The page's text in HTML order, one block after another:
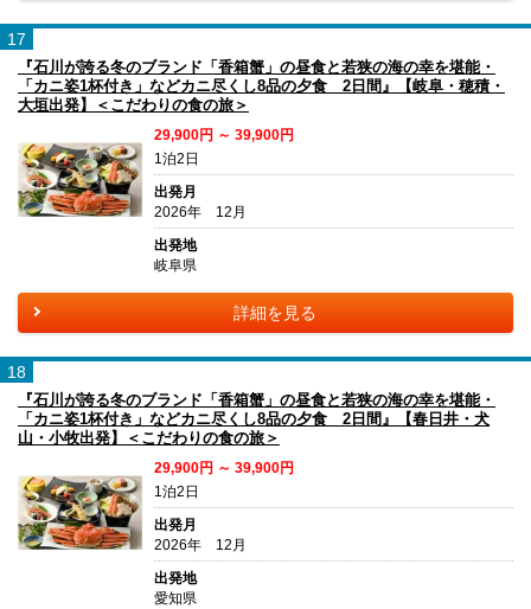
17
『石川が誇る冬のブランド「香箱蟹」の昼食と若狭の海の幸を堪能・
「カニ姿1杯付き」などカニ尽くし8品の夕食 2日間』【岐阜・穂積・
大垣出発】＜こだわりの食の旅＞
29,900円 ～ 39,900円
1泊2日
出発月
2026年 12月
出発地
岐阜県
詳細を見る
18
『石川が誇る冬のブランド「香箱蟹」の昼食と若狭の海の幸を堪能・
「カニ姿1杯付き」などカニ尽くし8品の夕食 2日間』【春日井・犬
山・小牧出発】＜こだわりの食の旅＞
29,900円 ～ 39,900円
1泊2日
出発月
2026年 12月
出発地
愛知県